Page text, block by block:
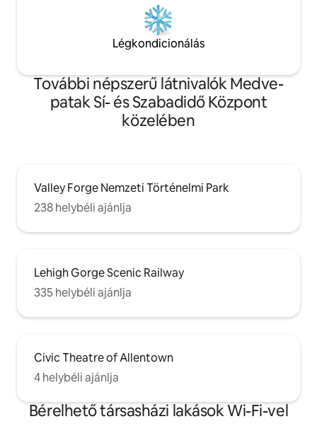
Légkondicionálás
További népszerű látnivalók Medve-
patak Sí- és Szabadidő Központ
közelében
Valley Forge Nemzeti Történelmi Park
238 helybéli ajánlja
Lehigh Gorge Scenic Railway
335 helybéli ajánlja
Civic Theatre of Allentown
4 helybéli ajánlja
Bérelhető társasházi lakások Wi-Fi-vel